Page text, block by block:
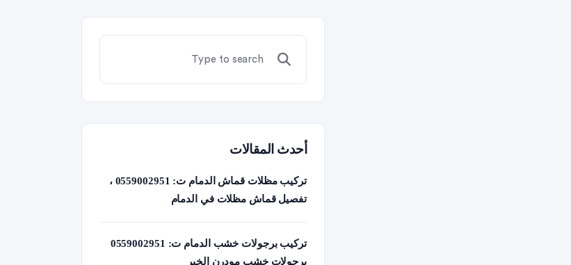
أحدث المقالات
تركيب مظلات قماش الدمام ت: 0559002951 ،
تفصيل قماش مظلات في الدمام
تركيب برجولات خشب الدمام ت: 0559002951
برجولات خشب مودرن الخبر